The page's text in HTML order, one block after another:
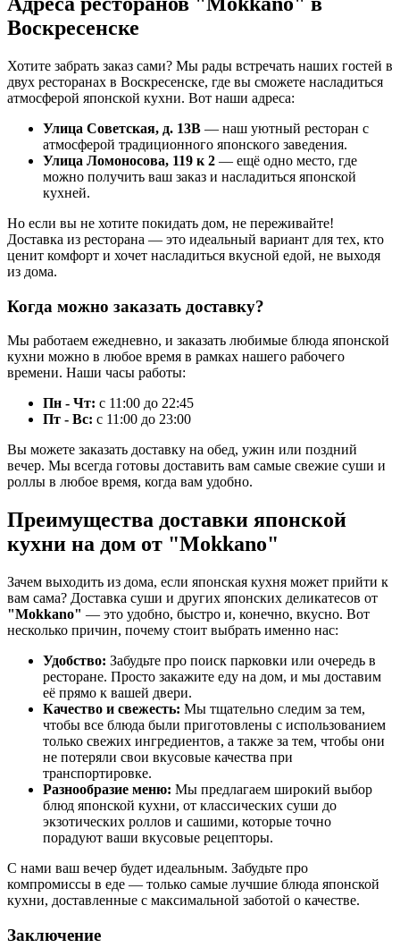
Воскресенске
Хотите забрать заказ сами? Мы рады встречать наших гостей в
двух ресторанах в Воскресенске, где вы сможете насладиться
атмосферой японской кухни. Вот наши адреса:
Улица Советская, д. 13В — наш уютный ресторан с
атмосферой традиционного японского заведения.
Улица Ломоносова, 119 к 2 — ещё одно место, где
можно получить ваш заказ и насладиться японской
кухней.
Но если вы не хотите покидать дом, не переживайте!
Доставка из ресторана — это идеальный вариант для тех, кто
ценит комфорт и хочет насладиться вкусной едой, не выходя
из дома.
Когда можно заказать доставку?
Мы работаем ежедневно, и заказать любимые блюда японской
кухни можно в любое время в рамках нашего рабочего
времени. Наши часы работы:
Пн - Чт: с 11:00 до 22:45
Пт - Вс: с 11:00 до 23:00
Вы можете заказать доставку на обед, ужин или поздний
вечер. Мы всегда готовы доставить вам самые свежие суши и
роллы в любое время, когда вам удобно.
Преимущества доставки японской
кухни на дом от "Mokkano"
Зачем выходить из дома, если японская кухня может прийти к
вам сама? Доставка суши и других японских деликатесов от
"Mokkano" — это удобно, быстро и, конечно, вкусно. Вот
несколько причин, почему стоит выбрать именно нас:
Удобство: Забудьте про поиск парковки или очередь в
ресторане. Просто закажите еду на дом, и мы доставим
её прямо к вашей двери.
Качество и свежесть: Мы тщательно следим за тем,
чтобы все блюда были приготовлены с использованием
только свежих ингредиентов, а также за тем, чтобы они
не потеряли свои вкусовые качества при
транспортировке.
Разнообразие меню: Мы предлагаем широкий выбор
блюд японской кухни, от классических суши до
экзотических роллов и сашими, которые точно
порадуют ваши вкусовые рецепторы.
С нами ваш вечер будет идеальным. Забудьте про
компромиссы в еде — только самые лучшие блюда японской
кухни, доставленные с максимальной заботой о качестве.
Заключение